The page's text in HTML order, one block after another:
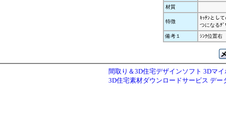
材質
特徴
ｷｯﾁﾝとし
つになるﾃﾞ
備考１
ｼﾝｸ位置右
間取り＆3D住宅デザインソフト 3Dマ
3D住宅素材ダウンロードサービス デー